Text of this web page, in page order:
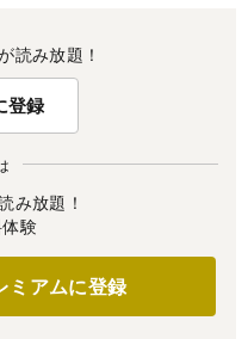
読み放題！
登録
み放題！
験
ミアムに登録